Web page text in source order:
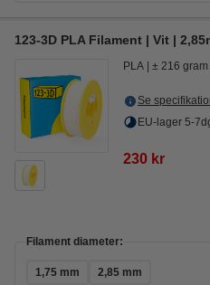
123-3D PLA Filament | Vit |
PLA ± 216 gram
Se
EU-lager 5-
230 kr
Filament diameter:
1,75 mm 2,85 mm